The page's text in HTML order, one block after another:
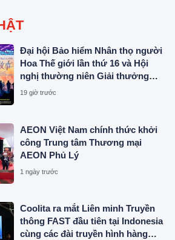
Đại hội Bảo hiểm Nhân thọ người
Hoa Thế giới lần thứ 16 và Hội
nghị thường niên Giải thưởng
Rồng Quốc tế (IDA) 2026 được tổ
19 giờ trước
AEON Việt Nam chính thức khởi
công Trung tâm Thương mại
AEON Phủ Lý
1 ngày trước
Coolita ra mắt Liên minh Truyền
thông FAST đầu tiên tại Indonesia
cùng các đài truyền hình hàng